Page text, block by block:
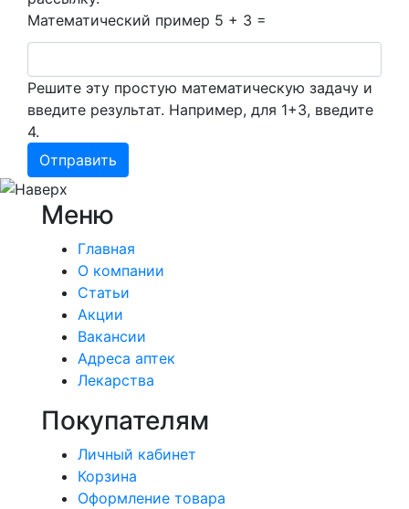
Математический пример 5 + 3 =
Решите эту простую математическую задачу и
введите результат. Например, для 1+3, введите
4.
Меню
Главная
О компании
Статьи
Акции
Вакансии
Адреса аптек
Лекарства
Покупателям
Личный кабинет
Корзина
Оформление товара